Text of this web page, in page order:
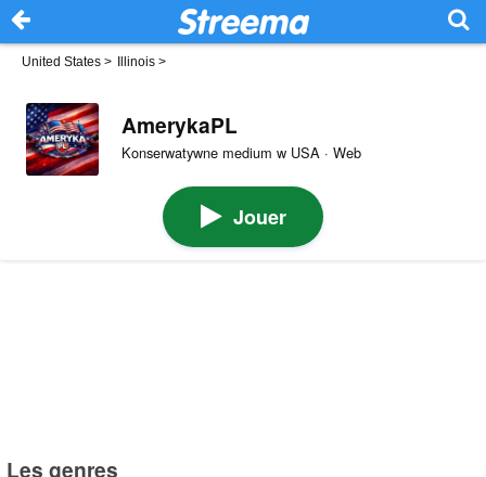
United States > Illinois >
AmerykaPL
Konserwatywne medium w USA · Web
Jouer
Les genres